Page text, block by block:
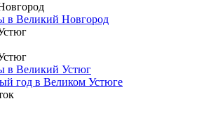
в Великий Новгород
в Великий Устюг
год в Великом Устюге